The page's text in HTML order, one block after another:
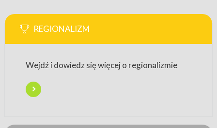
REGIONALIZM
Wejdź i dowiedz się więcej o regionalizmie